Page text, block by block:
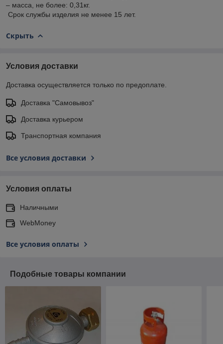
– масса, не более: 0,31кг.
Срок службы изделия не менее 15 лет.
Скрыть
Условия доставки
Доставка осуществляется только по предоплате.
Доставка "Самовывоз"
Доставка курьером
Транспортная компания
Все условия доставки
Условия оплаты
Наличными
WebMoney
Все условия оплаты
Подобные товары компании